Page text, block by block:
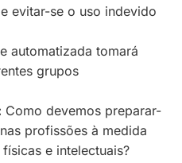
evitar-se o uso indevido
automatizada tomará
grupos
Como devemos preparar-
profissões à medida
e intelectuais?